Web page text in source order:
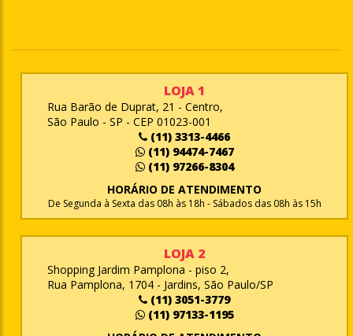
LOJA 1
Rua Barão de Duprat, 21 - Centro,
São Paulo - SP - CEP 01023-001
(11) 3313-4466
(11) 94474-7467
(11) 97266-8304
HORÁRIO DE ATENDIMENTO
De Segunda à Sexta das 08h às 18h - Sábados das 08h às 15h
LOJA 2
Shopping Jardim Pamplona - piso 2,
Rua Pamplona, 1704 - Jardins, São Paulo/SP
(11) 3051-3779
(11) 97133-1195